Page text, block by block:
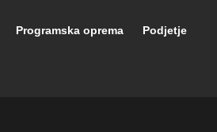
Programska oprema Podjetje